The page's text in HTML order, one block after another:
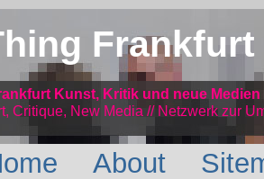
Kunst, Kritik und neue Medien
Critique, New Media // Netzwerk zur
About